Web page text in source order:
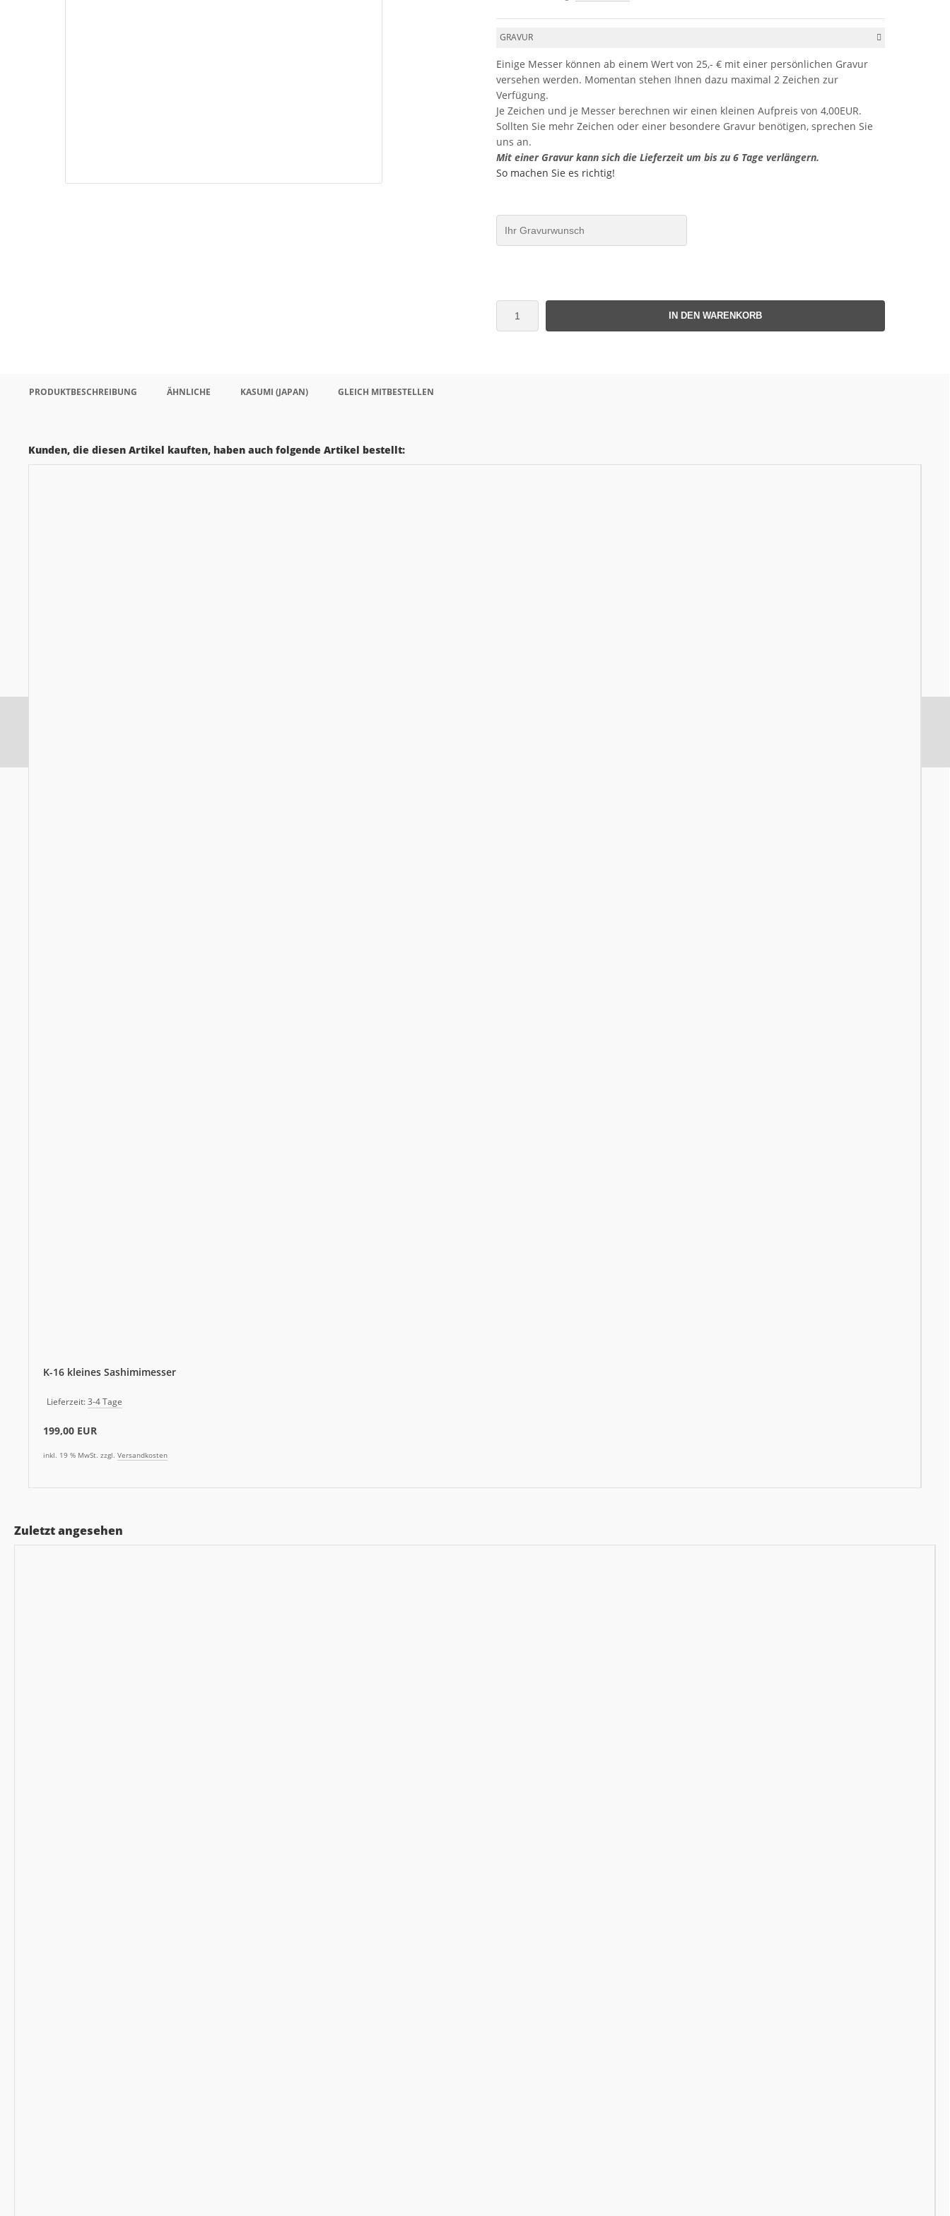
GRAVUR
Einige Messer können ab einem Wert von 25,- € mit einer persönlichen Gravur
versehen werden. Momentan stehen Ihnen dazu maximal 2 Zeichen zur
Verfügung.
Je Zeichen und je Messer berechnen wir einen kleinen Aufpreis von 4,00EUR.
Sollten Sie mehr Zeichen oder einer besondere Gravur benötigen, sprechen Sie
uns an.
Mit einer Gravur kann sich die Lieferzeit um bis zu 6 Tage verlängern.
So machen Sie es richtig!
IN DEN WARENKORB
PRODUKTBESCHREIBUNG ÄHNLICHE KASUMI (JAPAN) GLEICH MITBESTELLEN
Kunden, die diesen Artikel kauften, haben auch folgende Artikel bestellt:
K-16 kleines Sashimimesser
Lieferzeit:3-4 Tage
199,00 EUR
inkl. 19 % MwSt. zzgl. Versandkosten
Zuletzt angesehen